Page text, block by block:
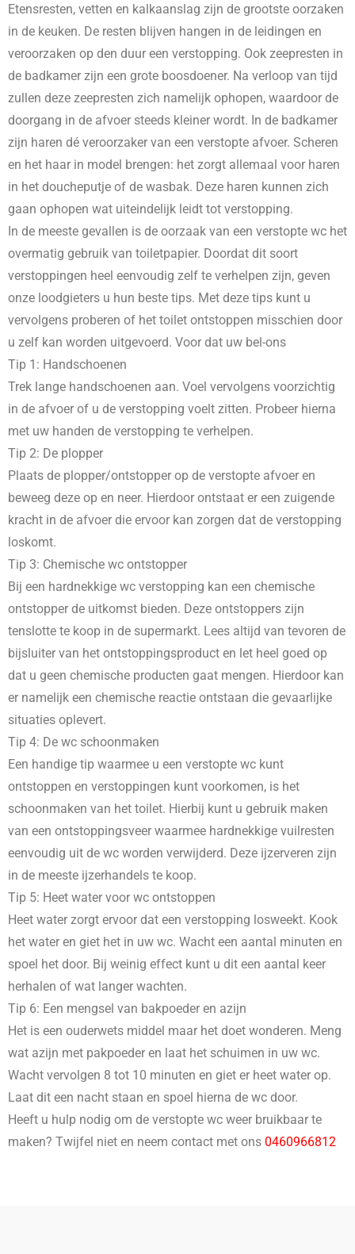
Etensresten, vetten en kalkaanslag zijn de grootste oorzaken
in de keuken. De resten blijven hangen in de leidingen en
veroorzaken op den duur een verstopping. Ook zeepresten in
de badkamer zijn een grote boosdoener. Na verloop van tijd
zullen deze zeepresten zich namelijk ophopen, waardoor de
doorgang in de afvoer steeds kleiner wordt. In de badkamer
zijn haren dé veroorzaker van een verstopte afvoer. Scheren
en het haar in model brengen: het zorgt allemaal voor haren
in het doucheputje of de wasbak. Deze haren kunnen zich
gaan ophopen wat uiteindelijk leidt tot verstopping.
In de meeste gevallen is de oorzaak van een verstopte wc het
overmatig gebruik van toiletpapier. Doordat dit soort
verstoppingen heel eenvoudig zelf te verhelpen zijn, geven
onze loodgieters u hun beste tips. Met deze tips kunt u
vervolgens proberen of het toilet ontstoppen misschien door
u zelf kan worden uitgevoerd. Voor dat uw bel-ons
Tip 1: Handschoenen
Trek lange handschoenen aan. Voel vervolgens voorzichtig
in de afvoer of u de verstopping voelt zitten. Probeer hierna
met uw handen de verstopping te verhelpen.
Tip 2: De plopper
Plaats de plopper/ontstopper op de verstopte afvoer en
beweeg deze op en neer. Hierdoor ontstaat er een zuigende
kracht in de afvoer die ervoor kan zorgen dat de verstopping
loskomt.
Tip 3: Chemische wc ontstopper
Bij een hardnekkige wc verstopping kan een chemische
ontstopper de uitkomst bieden. Deze ontstoppers zijn
tenslotte te koop in de supermarkt. Lees altijd van tevoren de
bijsluiter van het ontstoppingsproduct en let heel goed op
dat u geen chemische producten gaat mengen. Hierdoor kan
er namelijk een chemische reactie ontstaan die gevaarlijke
situaties oplevert.
Tip 4: De wc schoonmaken
Een handige tip waarmee u een verstopte wc kunt
ontstoppen en verstoppingen kunt voorkomen, is het
schoonmaken van het toilet. Hierbij kunt u gebruik maken
van een ontstoppingsveer waarmee hardnekkige vuilresten
eenvoudig uit de wc worden verwijderd. Deze ijzerveren zijn
in de meeste ijzerhandels te koop.
Tip 5: Heet water voor wc ontstoppen
Heet water zorgt ervoor dat een verstopping losweekt. Kook
het water en giet het in uw wc. Wacht een aantal minuten en
spoel het door. Bij weinig effect kunt u dit een aantal keer
herhalen of wat langer wachten.
Tip 6: Een mengsel van bakpoeder en azijn
Het is een ouderwets middel maar het doet wonderen. Meng
wat azijn met pakpoeder en laat het schuimen in uw wc.
Wacht vervolgen 8 tot 10 minuten en giet er heet water op.
Laat dit een nacht staan en spoel hierna de wc door.
Heeft u hulp nodig om de verstopte wc weer bruikbaar te
maken? Twijfel niet en neem contact met ons 0460966812